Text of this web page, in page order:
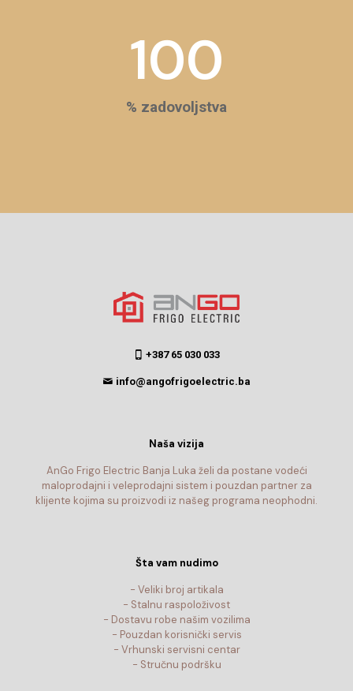
100
% zadovoljstva
+387 65 030 033
info@angofrigoelectric.ba
Naša vizija
AnGo Frigo Electric Banja Luka želi da postane vodeći
maloprodajni i veleprodajni sistem i pouzdan partner za
klijente kojima su proizvodi iz našeg programa neophodni.
Šta vam nudimo
- Veliki broj artikala
- Stalnu raspoloživost
- Dostavu robe našim vozilima
- Pouzdan korisnički servis
- Vrhunski servisni centar
- Stručnu podršku